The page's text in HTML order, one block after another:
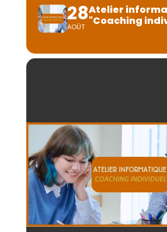
28
AOÛT
Atelier
"Coaching